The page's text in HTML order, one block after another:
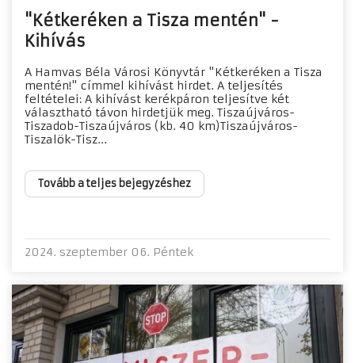
"Kétkeréken a Tisza mentén" -
Kihívás
A Hamvas Béla Városi Könyvtár "Kétkeréken a Tisza
mentén!" címmel kihívást hirdet. A teljesítés
feltételei: A kihívást kerékpáron teljesítve két
választható távon hirdetjük meg. Tiszaújváros-
Tiszadob-Tiszaújváros (kb. 40 km)Tiszaújváros-
Tiszalök-Tisz...
Tovább a teljes bejegyzéshez
2024. szeptember 06. Péntek